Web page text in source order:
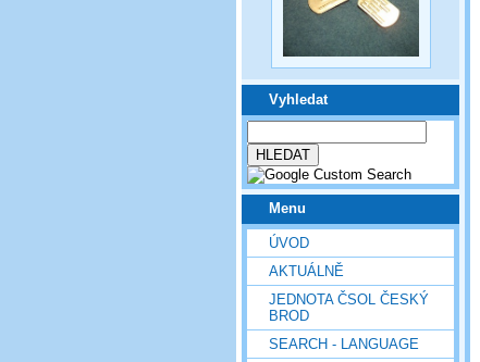
Vyhledat
Menu
ÚVOD
AKTUÁLNĚ
JEDNOTA ČSOL ČESKÝ
BROD
SEARCH - LANGUAGE